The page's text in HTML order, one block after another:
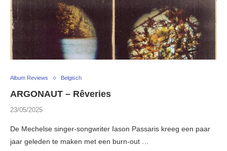
Album Reviews Belgisch
ARGONAUT – Rêveries
23/05/2025
De Mechelse singer-songwriter Iason Passaris kreeg een paar
jaar geleden te maken met een burn-out …